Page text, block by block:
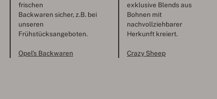
frischen
Backwaren sicher, z.B. bei
unseren
Frühstücksangeboten.
Opel's Backwaren
exklusive Blends aus
Bohnen mit
nachvollziehbarer
Herkunft kreiert.
Crazy Sheep